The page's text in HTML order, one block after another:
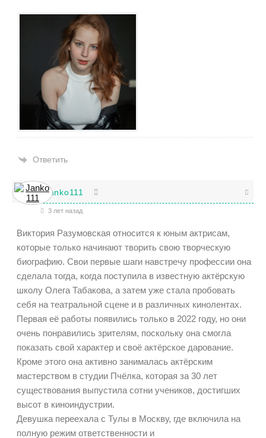
Ответить
Janko111
3 лет назад
Виктория Разумовская относится к юным актрисам,
которые только начинают творить свою творческую
биографию. Свои первые шаги навстречу профессии она
сделала тогда, когда поступила в известную актёрскую
школу Олега Табакова, а затем уже стала пробовать
себя на театральной сцене и в различных кинолентах.
Первая её работы появились только в 2022 году, но они
очень понравились зрителям, поскольку она смогла
показать свой характер и своё актёрское дарование.
Кроме этого она активно занималась актёрским
мастерством в студии Пчёлка, которая за 30 лет
существования выпустила сотни учеников, достигших
высот в киноиндустрии.
Девушка переехала с Тулы в Москву, где включила на
полную режим ответственности и